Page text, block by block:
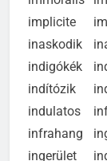
immorális
implicite
inaskodik
indigókék
indítózik
indulatos
infrahang